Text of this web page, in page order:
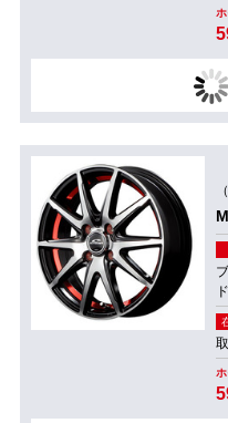
ド